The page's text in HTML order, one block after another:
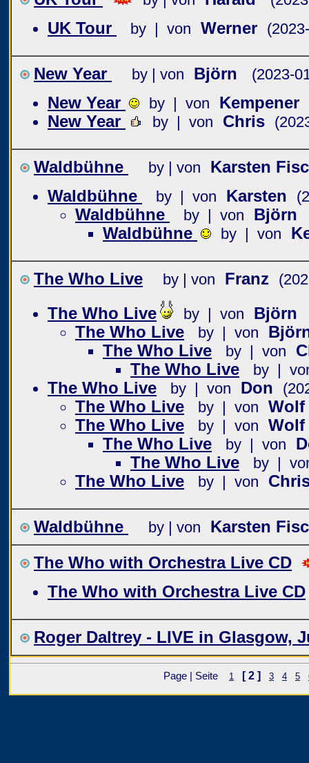
UK Tour by | von Werner
New Year by | von Björn (2023-
New Year by | von
Kempener
New Year
by | von Chris
Waldbühne by | von
Karsten
Waldbühne
by | von Karsten
Waldbühne by | von
Björn
Waldbühne
by | von
The Who Live by | von Franz
The Who Live by | von
Björn
The Who Live
by | von
The Who Live
by | von
The Who Live
by |
The Who Live by | von Don
The Who Live by | von Wolf
The Who Live
by | von Wolf
The Who Live
by | von
The Who Live
by |
The Who Live by | von
Waldbühne by | von
Karsten
The Who with Orchestra Live CD
The Who with Orchestra Live CD
Roger Daltrey - LIVE in Glasgow,
Page | Seite 1 [ 2 ] 3 4 5